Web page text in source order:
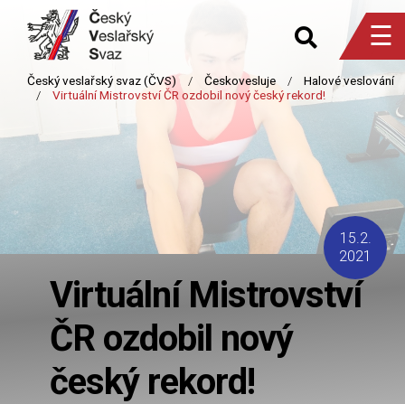
☰
Virtuální Mistrovství
ČR ozdobil nový
český rekord!
15.2.
2021